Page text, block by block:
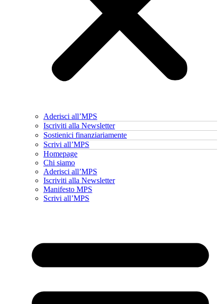
Aderisci all’MPS
Iscriviti alla Newsletter
Sostienici finanziariamente
Scrivi all’MPS
Homepage
Chi siamo
Aderisci all’MPS
Iscriviti alla Newsletter
Manifesto MPS
Scrivi all’MPS